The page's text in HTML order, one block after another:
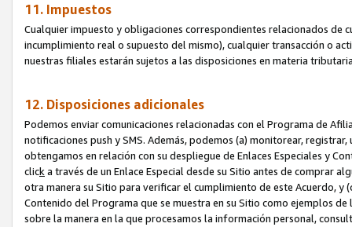
11. Impuestos
Cualquier impuesto y obligaciones correspondientes relacionados de
incumplimiento real o supuesto del mismo), cualquier transacción o
nuestras filiales estarán sujetos a las disposiciones en materia
12. Disposiciones adicionales
Podemos enviar comunicaciones relacionadas con el Programa de
notificaciones push y SMS. Además, podemos (a) monitorear,
obtengamos en relación con su despliegue de Enlaces Especiales y
clicka través de un Enlace Especial desde su Sitio antes de comprar
otra manera su Sitio para verificar el cumplimiento de este Acuerdo,
Contenido del Programa que se muestra en su Sitio como ejemplos
sobre la manera en la que procesamos la información personal,